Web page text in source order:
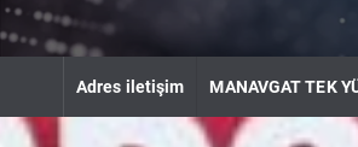
e
Adres iletişim MANAVGAT TEK